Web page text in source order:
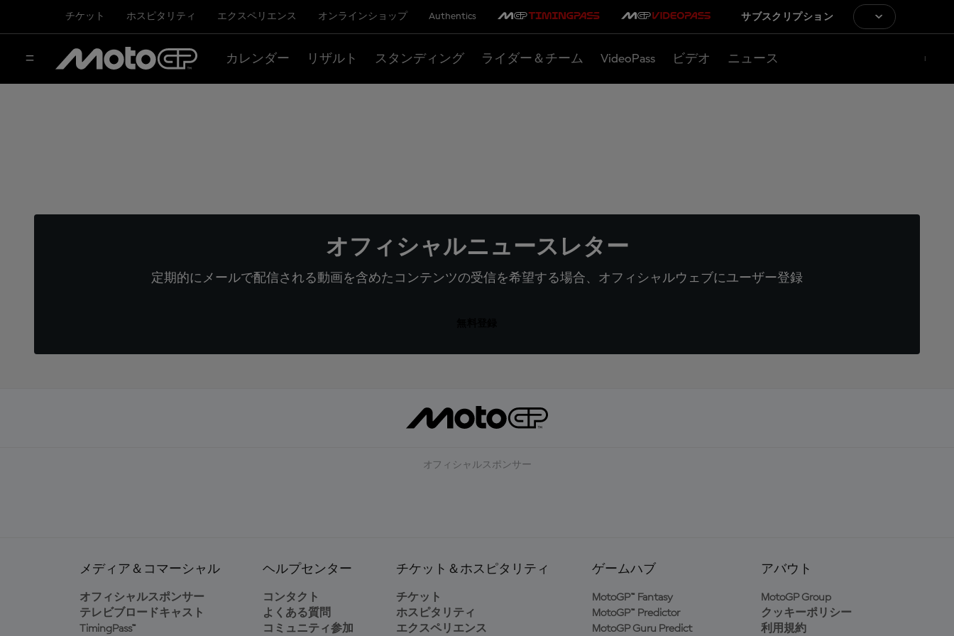
チケット ホスピタリティ エクスペリエンス オンラインショップ Authentics サブスクリプション
カレンダー リザルト スタンディング ライダー＆チーム VideoPass ビデオ ニュース
オフィシャルニュースレター
定期的にメールで配信される動画を含めたコンテンツの受信を希望する場合、オフィシャルウェブにユーザー登録
オフィシャルスポンサー
メディア＆コマーシャル
オフィシャルスポンサー
テレビブロードキャスト
TimingPass™
ヘルプセンター
コンタクト
よくある質問
コミュニティ参加
チケット＆ホスピタリティ
チケット
ホスピタリティ
エクスペリエンス
ゲームハブ
MotoGP™ Fantasy
MotoGP™ Predictor
MotoGP Guru Predict
アバウト
MotoGP Group
クッキーポリシー
利用規約